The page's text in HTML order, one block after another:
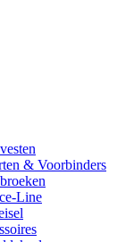
& Voorbinders
Line